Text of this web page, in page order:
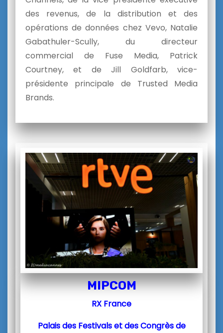
des revenus, de la distribution et des
opérations de données chez Vevo, Natalie
Gabathuler-Scully, du directeur
commercial de Fuse Media, Patrick
Courtney, et de Jill Goldfarb, vice-
présidente principale de Trusted Media
Brands.
MIPCOM
RX France
Palais des Festivals et des Congrès de